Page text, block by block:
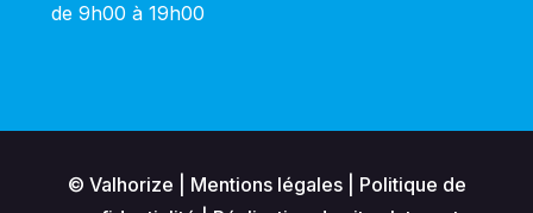
de 9h00 à 19h00
© Valhorize | Mentions légales| Politique de